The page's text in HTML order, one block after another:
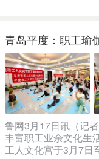
青岛平度：职工瑜
鲁网3月17日讯（记
丰富职工业余文化生
工人文化宫于3月7日